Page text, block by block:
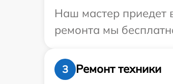
Наш мастер приедет
ремонта мы
3
Ремонт техники